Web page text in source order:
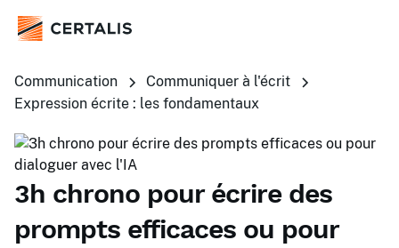
Communication
Communiquer à l'écrit
Expression écrite : les fondamentaux
3h chrono pour écrire des
prompts efficaces ou pour